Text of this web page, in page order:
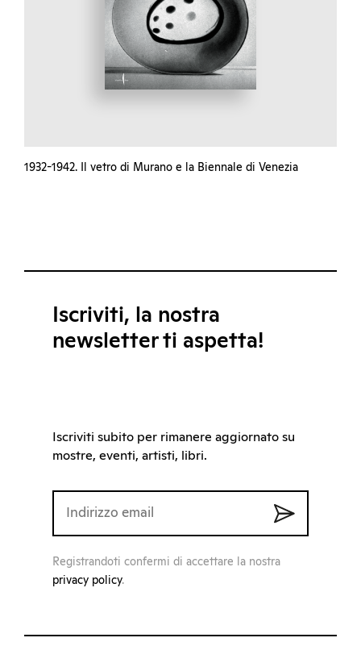
1932-1942. Il vetro di Murano e la Biennale di Venezia
Iscriviti, la nostra
newsletter ti aspetta!
Iscriviti subito per rimanere aggiornato su
mostre, eventi, artisti, libri.
Registrandoti confermi di accettare la nostra
privacy policy.